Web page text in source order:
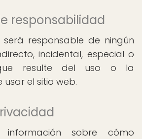
responsabilidad
responsable de ningún
incidental, especial o
resulte del uso o la
el sitio web.
sobre cómo